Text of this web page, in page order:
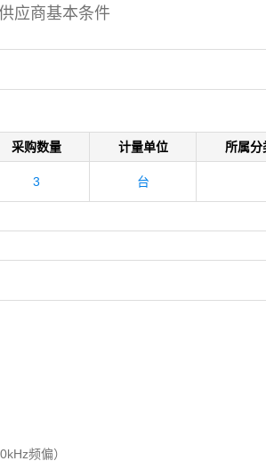
应商基本条件
采购数量 计量单位 所属分
3 台
频偏）